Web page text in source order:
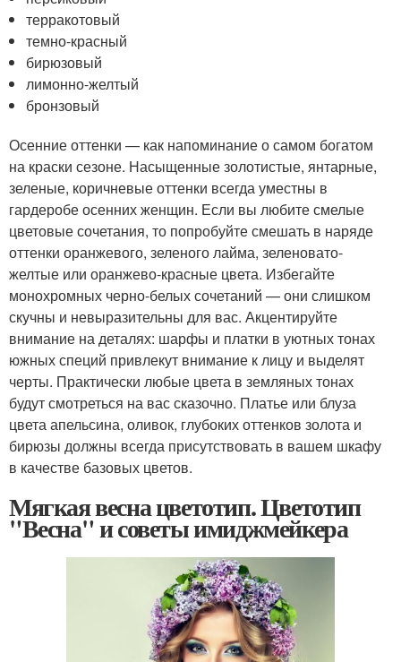
терракотовый
темно-красный
бирюзовый
лимонно-желтый
бронзовый
Осенние оттенки — как напоминание о самом богатом
на краски сезоне. Насыщенные золотистые, янтарные,
зеленые, коричневые оттенки всегда уместны в
гардеробе осенних женщин. Если вы любите смелые
цветовые сочетания, то попробуйте смешать в наряде
оттенки оранжевого, зеленого лайма, зеленовато-
желтые или оранжево-красные цвета. Избегайте
монохромных черно-белых сочетаний — они слишком
скучны и невыразительны для вас. Акцентируйте
внимание на деталях: шарфы и платки в уютных тонах
южных специй привлекут внимание к лицу и выделят
черты. Практически любые цвета в земляных тонах
будут смотреться на вас сказочно. Платье или блуза
цвета апельсина, оливок, глубоких оттенков золота и
бирюзы должны всегда присутствовать в вашем шкафу
в качестве базовых цветов.
Мягкая весна цветотип. Цветотип
"Весна" и советы имиджмейкера